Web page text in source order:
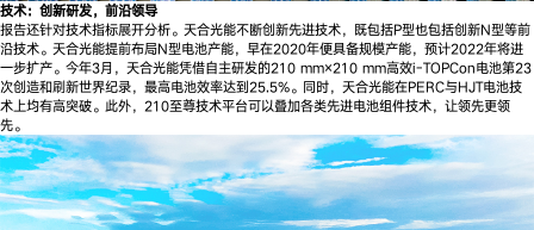
技术：创新研发，前沿领导
报告还针对技术指标展开分析。天合光能不断创新先进技术，既包括P型也包括创新N型等前
沿技术。天合光能提前布局N型电池产能，早在2020年便具备规模产能，预计2022年将进
一步扩产。今年3月，天合光能凭借自主研发的210 mm×210 mm高效i-TOPCon电池第23
次创造和刷新世界纪录，最高电池效率达到25.5%。同时，天合光能在PERC与HJT电池技
术上均有高突破。此外，210至尊技术平台可以叠加各类先进电池组件技术，让领先更领
先。